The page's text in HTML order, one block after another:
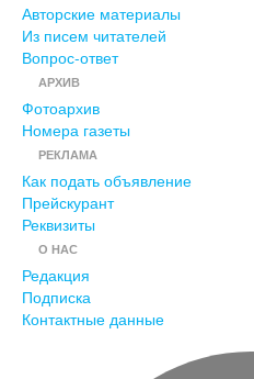
Авторские материалы
Из писем читателей
Вопрос-ответ
АРХИВ
Фотоархив
Номера газеты
РЕКЛАМА
Как подать объявление
Прейскурант
Реквизиты
О НАС
Редакция
Подписка
Контактные данные